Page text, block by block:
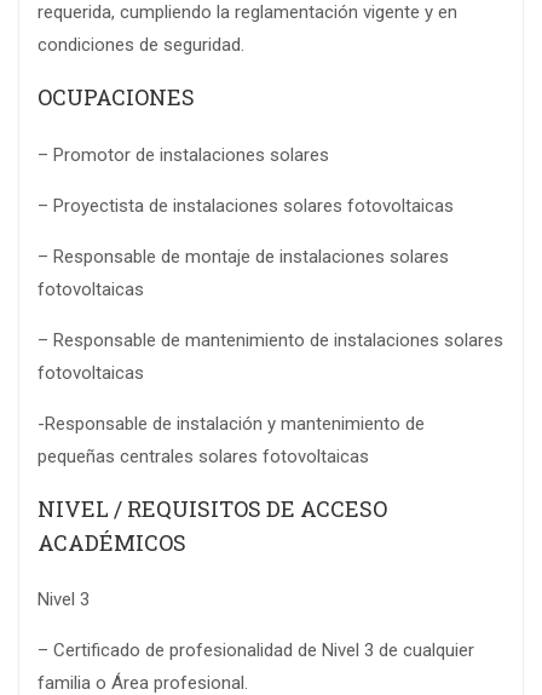
requerida, cumpliendo la reglamentación vigente y en
condiciones de seguridad.
OCUPACIONES
– Promotor de instalaciones solares
– Proyectista de instalaciones solares fotovoltaicas
– Responsable de montaje de instalaciones solares
fotovoltaicas
– Responsable de mantenimiento de instalaciones solares
fotovoltaicas
-Responsable de instalación y mantenimiento de
pequeñas centrales solares fotovoltaicas
NIVEL / REQUISITOS DE ACCESO
ACADÉMICOS
Nivel 3
– Certificado de profesionalidad de Nivel 3 de cualquier
familia o Área profesional.